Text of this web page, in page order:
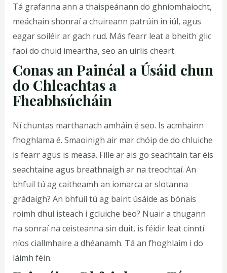
Tá grafanna ann a thaispeánann do ghníomhaíocht,
meáchain shonraí a chuireann patrúin in iúl, agus
eagar soiléir ar gach rud. Más fearr leat a bheith glic
faoi do chuid imeartha, seo an uirlis cheart.
Conas an Painéal a Úsáid chun
do Chleachtas a
Fheabhsúcháin
Ní chuntas marthanach amháin é seo. Is acmhainn
fhoghlama é. Smaoinigh air mar chóip de do chluiche
is fearr agus is measa. Fille ar ais go seachtain tar éis
seachtaine agus breathnaigh ar na treochtaí. An
bhfuil tú ag caitheamh an iomarca ar slotanna
grádaigh? An bhfuil tú ag baint úsáide as bónais
roimh dhul isteach i gcluiche beo? Nuair a thugann
na sonraí na ceisteanna sin duit, is féidir leat cinntí
níos ciallmhaire a dhéanamh. Tá an fhoghlaim i do
láimh féin.